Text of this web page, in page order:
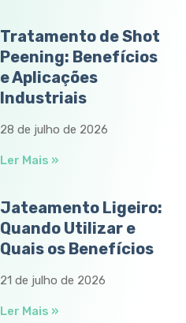
Tratamento de Shot
Peening: Benefícios
e Aplicações
Industriais
28 de julho de 2026
Ler Mais »
Jateamento Ligeiro:
Quando Utilizar e
Quais os Benefícios
21 de julho de 2026
Ler Mais »